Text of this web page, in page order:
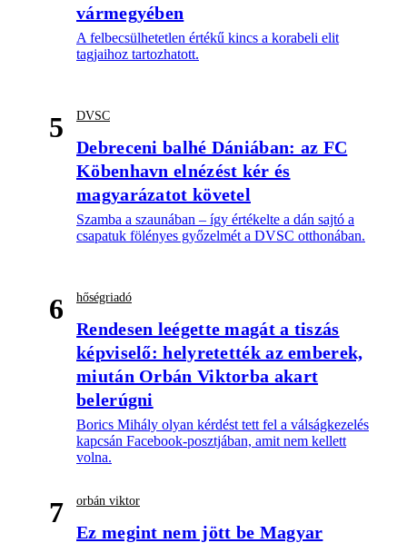
vármegyében
A felbecsülhetetlen értékű kincs a korabeli elit
tagjaihoz tartozhatott.
5 DVSC
Debreceni balhé Dániában: az FC
Köbenhavn elnézést kér és
magyarázatot követel
Szamba a szaunában – így értékelte a dán sajtó a
csapatuk fölényes győzelmét a DVSC otthonában.
6 hőségriadó
Rendesen leégette magát a tiszás
képviselő: helyretették az emberek,
miután Orbán Viktorba akart
belerúgni
Borics Mihály olyan kérdést tett fel a válságkezelés
kapcsán Facebook-posztjában, amit nem kellett
volna.
7 orbán viktor
Ez megint nem jött be Magyar